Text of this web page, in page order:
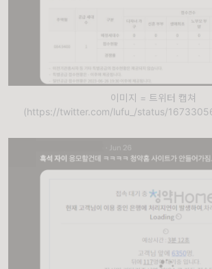
이미지 = 트위터 캡쳐
(https://twitter.com/lufu_/status/